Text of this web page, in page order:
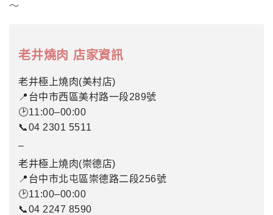
～
老井燒肉 店家資訊
老井極上燒肉(美村店)
📍台中市西區美村路一段289號
🕑11:00–00:00
📞04 2301 5511
–
老井極上燒肉(崇德店)
📍台中市北屯區崇德路二段256號
🕑11:00–00:00
📞04 2247 8590